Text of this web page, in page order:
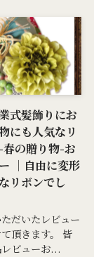
式髪飾りにお
にも人気なリ
の贈り物-お
｜自由に変形
リボンでし
だいたレビュー
頂きます。 皆
ビューお...